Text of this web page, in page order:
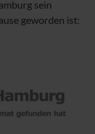
sein
geworden ist: